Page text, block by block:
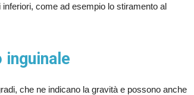
come ad esempio lo stiramento al
che ne indicano la gravità e possono anche